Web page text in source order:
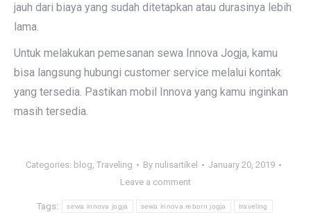
jauh dari biaya yang sudah ditetapkan atau durasinya lebih
lama.
Untuk melakukan pemesanan sewa Innova Jogja, kamu
bisa langsung hubungi customer service melalui kontak
yang tersedia. Pastikan mobil Innova yang kamu inginkan
masih tersedia.
Categories: blog, Traveling By nulisartikel
January 20, 2019
Leave a comment
Tags: sewa innova jogja sewa innova reborn jogja traveling